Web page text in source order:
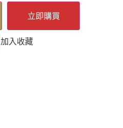
立即購買
加入收藏